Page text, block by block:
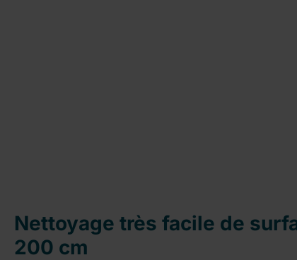
Nettoyage très facile de
200 cm